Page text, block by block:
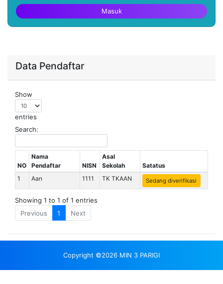
Masuk
Data Pendaftar
Show
entries
Search:
NO
Nama
Pendaftar
NISN
Asal
Sekolah
Satatus
1
Aan 1111 TK TKAAN Sedang diverifikasi
Showing 1 to 1 of 1 entries
Previous
1 Next
Copyright ©2026 MIN 3 PARIGI